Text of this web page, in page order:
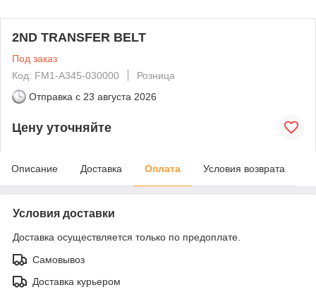
2ND TRANSFER BELT
Под заказ
Код: FM1-A345-030000
Розница
Отправка с 23 августа 2026
Цену уточняйте
Описание Доставка Оплата Условия возврата
Условия доставки
Доставка осуществляется только по предоплате.
Самовывоз
Доставка курьером